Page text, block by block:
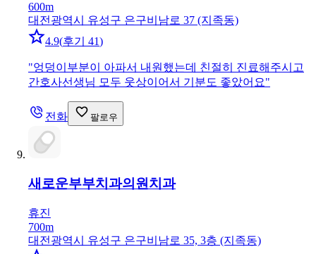
600m
대전광역시 유성구 은구비남로 37 (지족동)
4.9(후기 41)
"엉덩이부분이 아파서 내원했는데 친절히 진료해주시고
간호사선생님 모두 웃상이어서 기분도 좋았어요"
전화 팔로우
새로운부부치과의원 치과
휴진
700m
대전광역시 유성구 은구비남로 35, 3층 (지족동)